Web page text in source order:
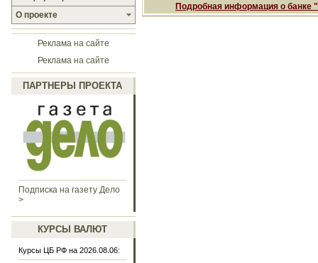
О проекте
Реклама на сайте
Реклама на сайте
ПАРТНЕРЫ ПРОЕКТА
Подписка на газету Дело
>
КУРСЫ ВАЛЮТ
Курсы ЦБ РФ на 2026.08.06:
Подробная информация о банке